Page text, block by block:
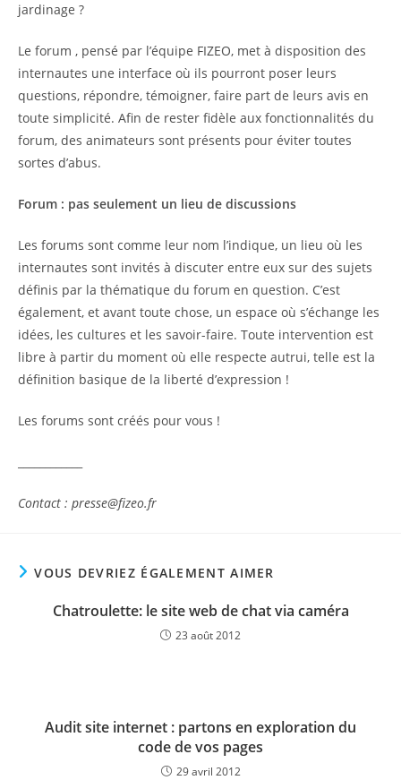
jardinage ?
Le forum , pensé par l’équipe FIZEO, met à disposition des
internautes une interface où ils pourront poser leurs
questions, répondre, témoigner, faire part de leurs avis en
toute simplicité. Afin de rester fidèle aux fonctionnalités du
forum, des animateurs sont présents pour éviter toutes
sortes d’abus.
Forum : pas seulement un lieu de discussions
Les forums sont comme leur nom l’indique, un lieu où les
internautes sont invités à discuter entre eux sur des sujets
définis par la thématique du forum en question. C’est
également, et avant toute chose, un espace où s’échange les
idées, les cultures et les savoir-faire. Toute intervention est
libre à partir du moment où elle respecte autrui, telle est la
définition basique de la liberté d’expression !
Les forums sont créés pour vous !
Contact : presse@fizeo.fr
VOUS DEVRIEZ ÉGALEMENT AIMER
Chatroulette: le site web de chat via caméra
23 août 2012
Audit site internet : partons en exploration du
code de vos pages
29 avril 2012